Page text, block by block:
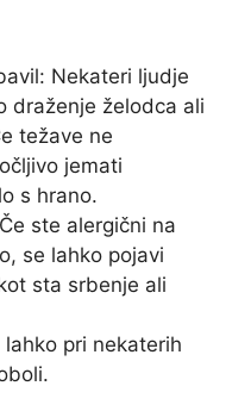
Nekateri ljudje
draženje želodca ali
težave ne
jemati
s hrano.
ste alergični na
se lahko pojavi
sta srbenje ali
pri nekaterih